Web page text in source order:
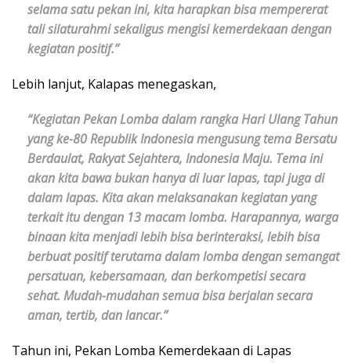
selama satu pekan ini, kita harapkan bisa mempererat
tali silaturahmi sekaligus mengisi kemerdekaan dengan
kegiatan positif.”
Lebih lanjut, Kalapas menegaskan,
“Kegiatan Pekan Lomba dalam rangka Hari Ulang Tahun
yang ke-80 Republik Indonesia mengusung tema Bersatu
Berdaulat, Rakyat Sejahtera, Indonesia Maju. Tema ini
akan kita bawa bukan hanya di luar lapas, tapi juga di
dalam lapas. Kita akan melaksanakan kegiatan yang
terkait itu dengan 13 macam lomba. Harapannya, warga
binaan kita menjadi lebih bisa berinteraksi, lebih bisa
berbuat positif terutama dalam lomba dengan semangat
persatuan, kebersamaan, dan berkompetisi secara
sehat. Mudah-mudahan semua bisa berjalan secara
aman, tertib, dan lancar.”
Tahun ini, Pekan Lomba Kemerdekaan di Lapas